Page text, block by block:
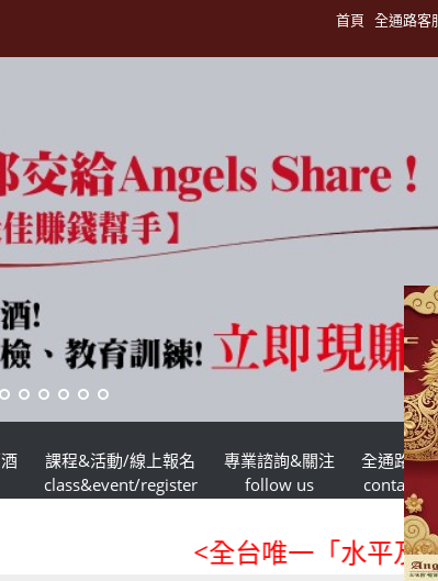
首頁 全通路客
課程&活動/線上報名
class&event/register
專業諮詢&關注
follow us
全通路客
contact us
<全台唯一「水平及